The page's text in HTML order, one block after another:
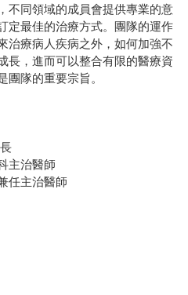
不同領域的成員會提供專業的意
定最佳的治療方式。團隊的運作
治療病人疾病之外，如何加強不
長，進而可以整合有限的醫療資
團隊的重要宗旨。
主治醫師
任主治醫師